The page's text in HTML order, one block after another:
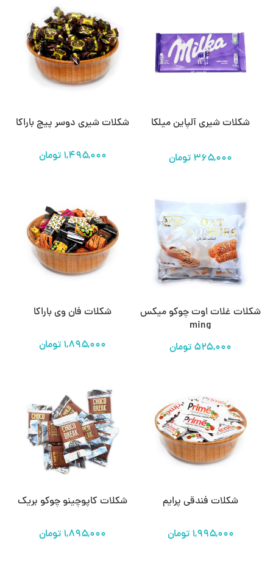
شکلات شیری آلپاین میلکا
تومان
شکلات شیری دوسر پیچ باراکا
شکلات غلات اوت چوکو میکس
ming
تومان
شکلات فان وی باراکا
شکلات فندقی پرایم شکلات کاپوچینو چوکو بریک